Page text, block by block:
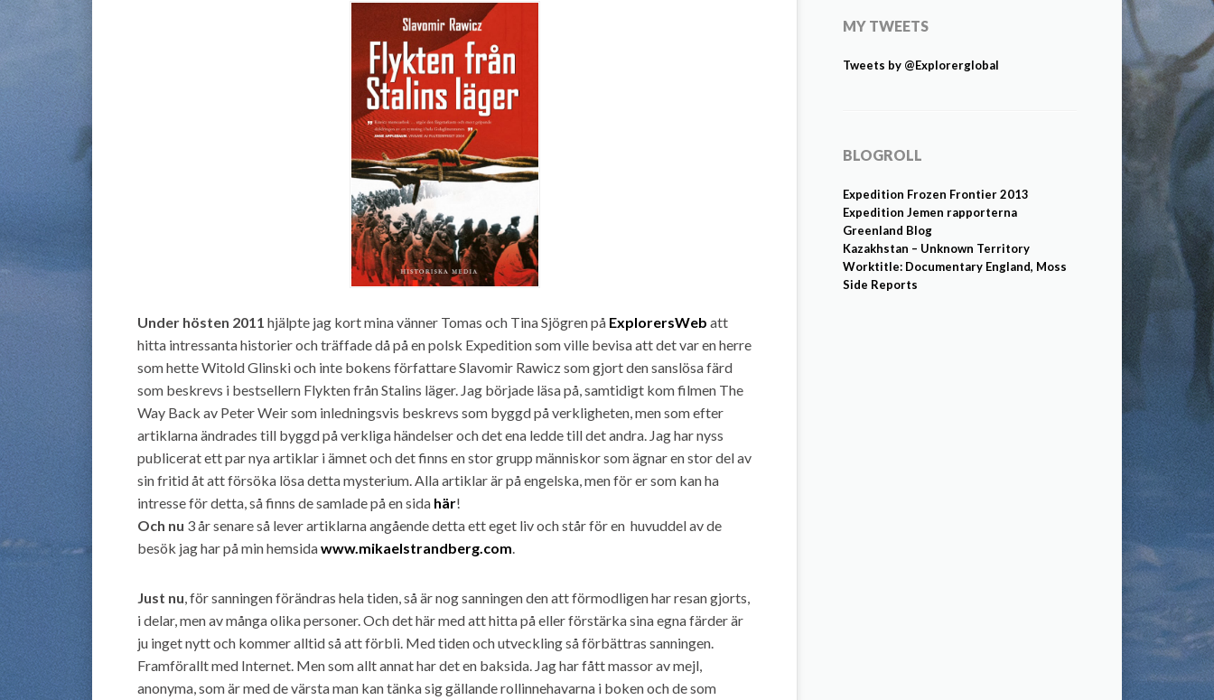
Under hösten 2011 hjälpte jag kort mina vänner Tomas och Tina Sjögren på ExplorersWeb att
hitta intressanta historier och träffade då på en polsk Expedition som ville bevisa att det var en herre
som hette Witold Glinski och inte bokens författare Slavomir Rawicz som gjort den sanslösa färd
som beskrevs i bestsellern Flykten från Stalins läger. Jag började läsa på, samtidigt kom filmen The
Way Back av Peter Weir som inledningsvis beskrevs som byggd på verkligheten, men som efter
artiklarna ändrades till byggd på verkliga händelser och det ena ledde till det andra. Jag har nyss
publicerat ett par nya artiklar i ämnet och det finns en stor grupp människor som ägnar en stor del av
sin fritid åt att försöka lösa detta mysterium. Alla artiklar är på engelska, men för er som kan ha
intresse för detta, så finns de samlade på en sida här!
Och nu 3 år senare så lever artiklarna angående detta ett eget liv och står för en huvuddel av de
besök jag har på min hemsidawww.mikaelstrandberg.com
Just nu , för sanningen förändras hela tiden, så är nog sanningen den att förmodligen har resan gjorts,
i delar, men av många olika personer. Och det här med att hitta på eller förstärka sina egna färder är
ju inget nytt och kommer alltid så att förbli. Med tiden och utveckling så förbättras sanningen.
Framförallt med Internet. Men som allt annat har det en baksida. Jag har fått massor av mejl,
anonyma, som är med de värsta man kan tänka sig gällande rollinnehavarna i boken och de som
MY TWEETS
Tweets by @Explorerglobal
BLOGROLL
Expedition Frozen Frontier 2013
Expedition Jemen rapporterna
Greenland Blog
Kazakhstan – Unknown Territory
Worktitle: Documentary England, Moss
Side Reports